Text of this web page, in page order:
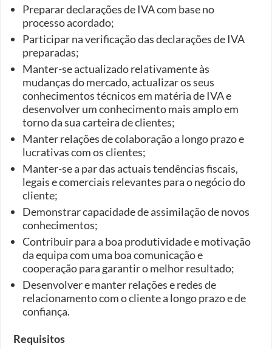
Preparar declarações de IVA com base no
processo acordado;
Participar na verificação das declarações de IVA
preparadas;
Manter-se actualizado relativamente às
mudanças do mercado, actualizar os seus
conhecimentos técnicos em matéria de IVA e
desenvolver um conhecimento mais amplo em
torno da sua carteira de clientes;
Manter relações de colaboração a longo prazo e
lucrativas com os clientes;
Manter-se a par das actuais tendências fiscais,
legais e comerciais relevantes para o negócio do
cliente;
Demonstrar capacidade de assimilação de novos
conhecimentos;
Contribuir para a boa produtividade e motivação
da equipa com uma boa comunicação e
cooperação para garantir o melhor resultado;
Desenvolver e manter relações e redes de
relacionamento com o cliente a longo prazo e de
confiança.
Requisitos